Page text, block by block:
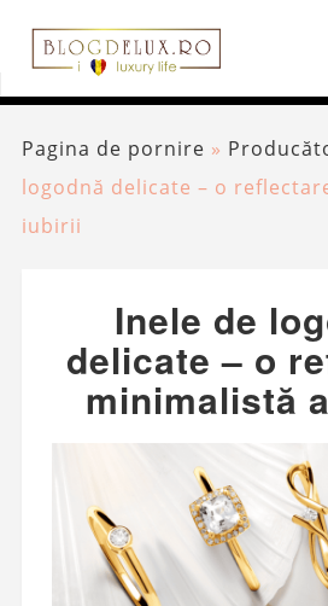
Pagina de pornire »
logodnă delicate – o
iubirii
Inele de
delicate – o
minimalistă